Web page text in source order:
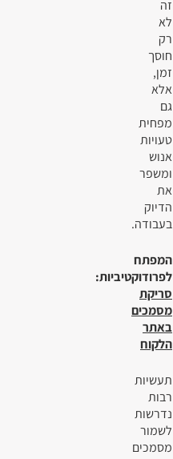
זה
לא
רק
חוסך
זמן,
אלא
גם
מפחית
טעויות
אנוש
ומשפר
את
הדיוק
בעבודה.
המפתח
לפרודוקטיביות:
סריקת
מסמכים
באתר
הלקוח
תעשיות
רבות
נדרשות
לשמור
מסמכים